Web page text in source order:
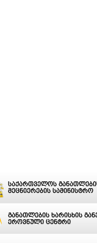
საქართველოს
მეცნიერების სამინისტრო
განათლების ხარისხის
ეროვნული ცენტრი